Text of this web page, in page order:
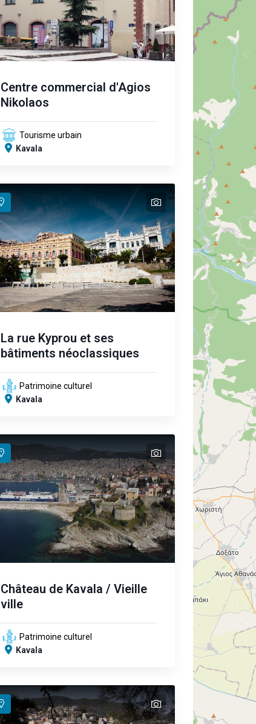
Centre commercial d'Agios
Nikolaos
Tourisme urbain
Kavala
text
text
text
text
La rue Kyprou et ses
bâtiments néoclassiques
Patrimoine culturel
Kavala
Château de Kavala / Vieille
ville
Patrimoine culturel
Kavala
text
text